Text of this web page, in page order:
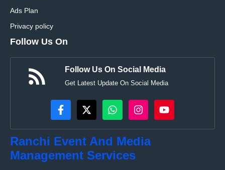
Ads Plan
Privacy policy
Follow Us On
Follow Us On Social Media
Get Latest Update On Social Media
Ranchi Event And Media
Management Services